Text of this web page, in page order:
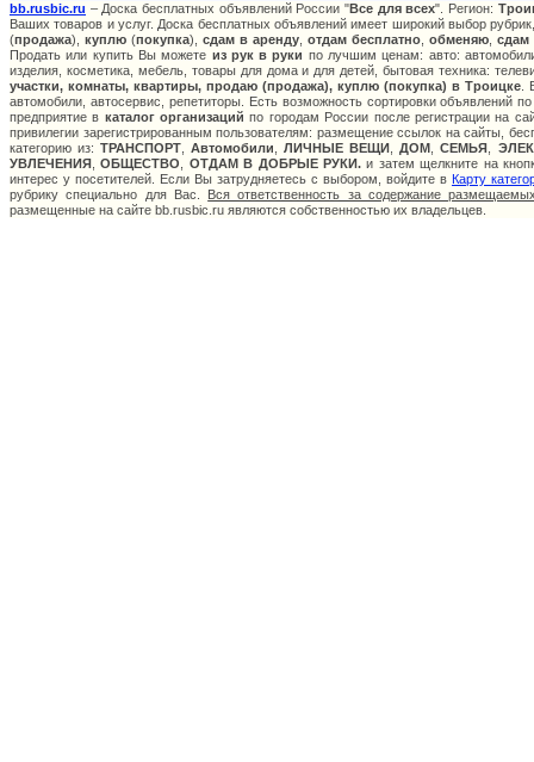
bb.rusbic.ru – Доска бесплатных объявлений России "Все для всех". Регион:
Ваших товаров и услуг. Доска бесплатных объявлений имеет широкий выбор
(продажа), куплю (покупка), сдам в аренду отдам бесплатно обменяю сдам
Продать или купить Вы можете из рук в руки по лучшим ценам: авто:
изделия, косметика, мебель, товары для дома и для детей, бытовая техника:
участки, комнаты, квартиры, продаю (продажа), куплю (покупка) в Троицке.
автомобили, автосервис, репетиторы. Есть возможность сортировки объявлений
предприятие в каталог организаций по городам России после регистрации на
привилегии зарегистрированным пользователям: размещение ссылок на сайты,
категорию из:ТРАНСПОРТ ,Автомобили ,ЛИЧНЫЕ ВЕЩИ ,ДОМ ,СЕМЬЯ
УВЛЕЧЕНИЯ ,ОБЩЕСТВО ОТДАМ В ДОБРЫЕ РУКИ. и затем щелкните на
интерес у посетителей. Если Вы затрудняетесь с выбором, войдите в Карту
рубрику специально для Вас. Вся ответственность за содержание
размещенные на сайте bb.rusbic.ru являются собственностью их владельцев.